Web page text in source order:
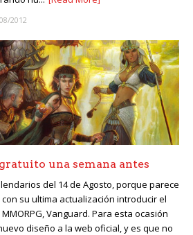
2012
una semana antes
del 14 de Agosto, porque parece
su ultima actualización introducir el
Vanguard. Para esta ocasión
diseño a la web oficial, y es que no